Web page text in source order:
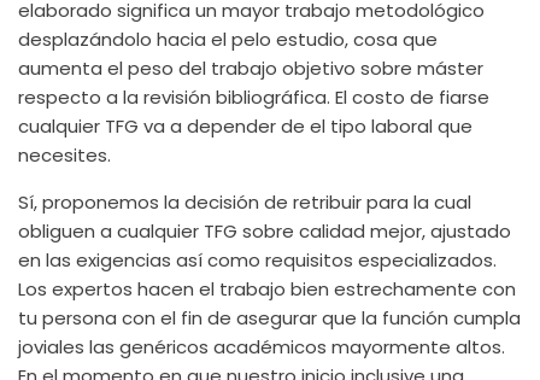
elaborado significa un mayor trabajo metodológico
desplazándolo hacia el pelo estudio, cosa que
aumenta el peso del trabajo objetivo sobre máster
respecto a la revisión bibliográfica. El costo de fiarse
cualquier TFG va a depender de el tipo laboral que
necesites.
Sí, proponemos la decisión de retribuir para la cual
obliguen a cualquier TFG sobre calidad mejor, ajustado
en las exigencias así­ como requisitos especializados.
Los expertos hacen el trabajo bien estrechamente con
tu persona con el fin de asegurar que la función cumpla
joviales las genéricos académicos mayormente altos.